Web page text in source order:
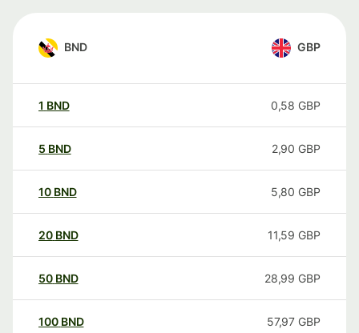
BND GBP
1 BND 0,58 GBP
5 BND 2,90 GBP
10 BND 5,80 GBP
20 BND 11,59 GBP
50 BND 28,99 GBP
100 BND 57,97 GBP